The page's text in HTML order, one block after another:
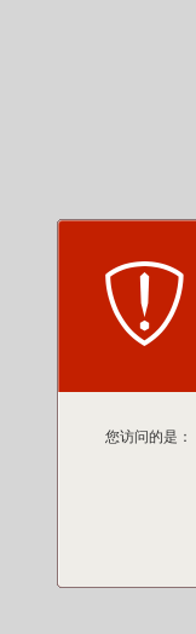
您访问的是：